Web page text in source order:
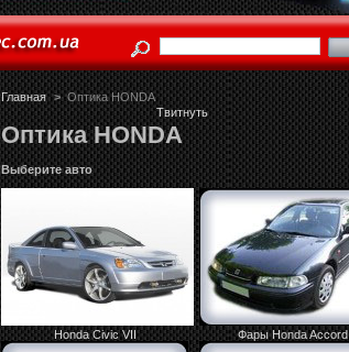
Главная > Оптика HONDA
Твитнуть
Оптика HONDA
Выберите авто
Honda Civic VII Фары Honda Accord